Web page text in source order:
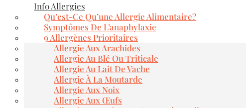
Info Allergies
Qu’est-Ce Qu’une Allergie Alimentaire?
Symptômes De L’anaphylaxie
9 Allergènes Prioritaires
Allergie Aux Arachides
Allergie Au Blé Ou Triticale
Allergie Au Lait De Vache
Allergie À La Moutarde
Allergie Aux Noix
Allergie Aux Œufs